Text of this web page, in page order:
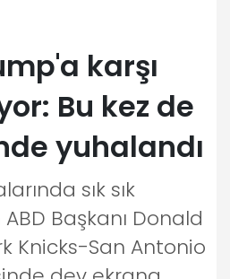
karşı
Bu kez de
yuhalandı
sık sık
Başkanı Donald
Knicks-San Antonio